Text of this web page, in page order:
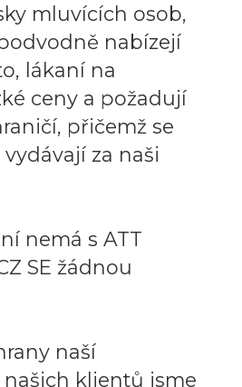
mluvících osob,
nabízejí
lákaní na
ceny a požadují
přičemž se
za naši
nemá s ATT
SE žádnou
naší
klientů jsme